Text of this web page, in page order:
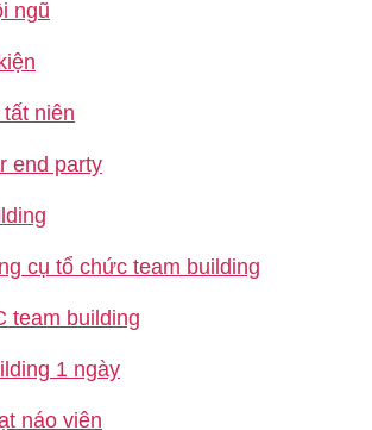
ngũ
niên
end party
cụ tổ chức team building
team building
1 ngày
náo viên